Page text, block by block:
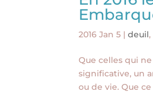
2016 Jan 5 |deuil,
Que celles qui
significative, un
ou de vie. Que